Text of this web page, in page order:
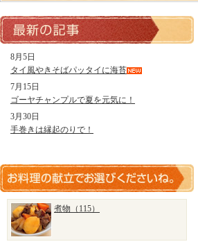
8月5日
タイ風やきそばパッタイに海苔
7月15日
ゴーヤチャンプルで夏を元気に！
3月30日
手巻きは縁起のりで！
煮物（115）